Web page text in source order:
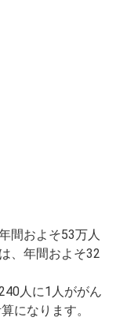
間およそ53万人
、年間およそ32
人に1人ががん
になります。